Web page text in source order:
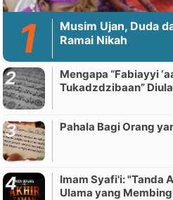
Musim Ujan, Duda
Ramai Nikah
Mengapa “Fabiayyi
Tukadzdzibaan”
Pahala Bagi Orang
Imam Syafi'i: "Tanda
Ulama yang